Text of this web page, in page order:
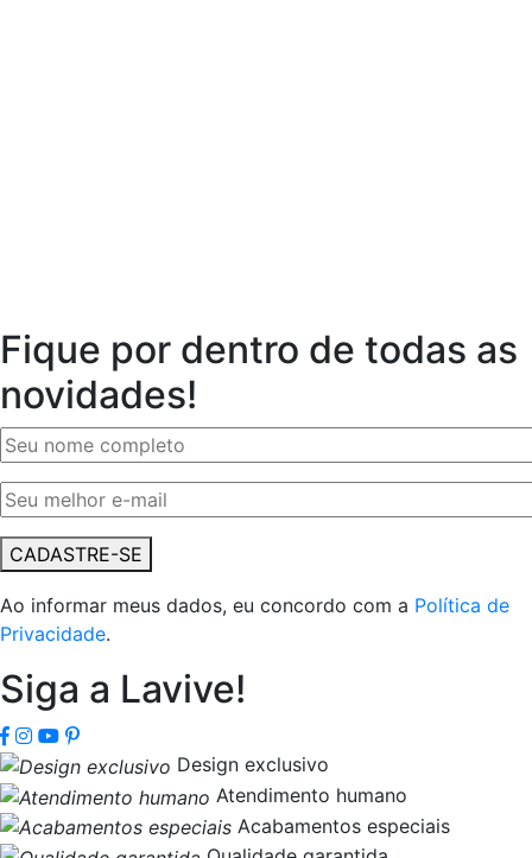
Fique por dentro de todas as
novidades!
CADASTRE-SE
Ao informar meus dados, eu concordo com a Política de
Privacidade.
Siga a Lavive!
Design exclusivo
Atendimento humano
Acabamentos especiais